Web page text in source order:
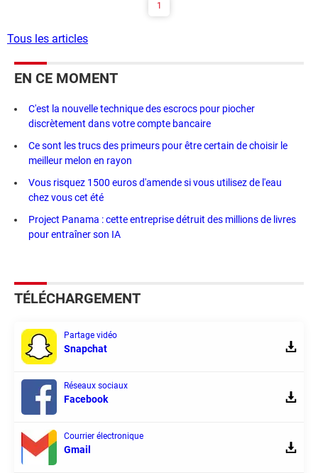
1
Tous les articles
EN CE MOMENT
C'est la nouvelle technique des escrocs pour piocher
discrètement dans votre compte bancaire
Ce sont les trucs des primeurs pour être certain de choisir le
meilleur melon en rayon
Vous risquez 1500 euros d'amende si vous utilisez de l'eau
chez vous cet été
Project Panama : cette entreprise détruit des millions de livres
pour entraîner son IA
TÉLÉCHARGEMENT
Partage vidéo
Snapchat
Réseaux sociaux
Facebook
Courrier électronique
Gmail